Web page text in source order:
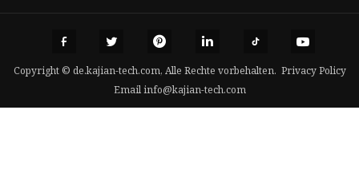
Copyright © de.kajian-tech.com, Alle Rechte vorbehalten. Privacy Policy
Emailinfo@kajian-tech.com